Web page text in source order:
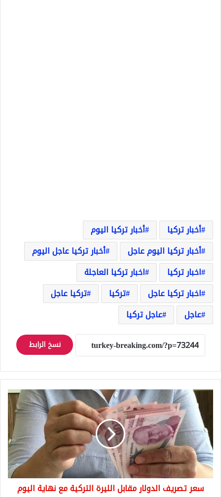
أخبار تركيا
أخبار تركيا اليوم
أخبار تركيا اليوم عاجل
أخبار تركيا عاجل اليوم
اخبار تركيا
اخبار تركيا العاجلة
اخبار تركيا عاجل
تركيا
تركيا عاجل
عاجل
عاجل تركيا
نسخ الرابط
سعر
تصريف
الدولار
مقابل
الليرة
التركية
مع
نهاية
اليوم
سعر تصريف الدولار مقابل الليرة التركية مع نهاية اليوم